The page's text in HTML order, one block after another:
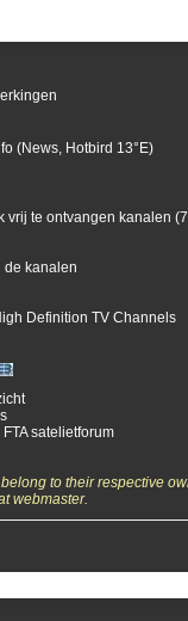
(News, Hotbird 13°E)
vrij te ontvangen kanalen
de kanalen
Definition TV Channels
satelietforum
to their respective
webmaster.